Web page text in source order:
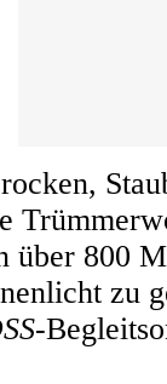
über 800
zu
-